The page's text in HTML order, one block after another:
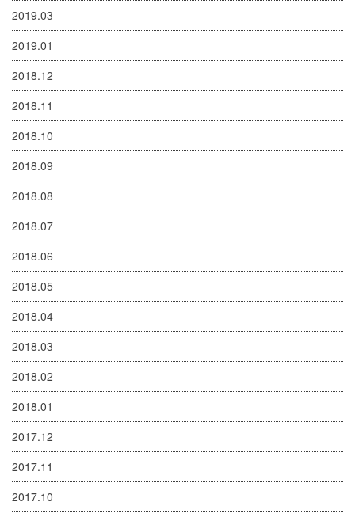
2019.03
2019.01
2018.12
2018.11
2018.10
2018.09
2018.08
2018.07
2018.06
2018.05
2018.04
2018.03
2018.02
2018.01
2017.12
2017.11
2017.10